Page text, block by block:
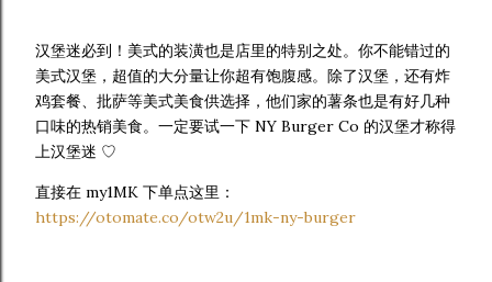
汉堡迷必到！美式的装潢也是店里的特别之处。你不能错过的
美式汉堡，超值的大分量让你超有饱腹感。除了汉堡，还有炸
鸡套餐、批萨等美式美食供选择，他们家的薯条也是有好几种
口味的热销美食。一定要试一下 NY Burger Co 的汉堡才称得
上汉堡迷 ♡
直接在 my1MK 下单点这里：
https://otomate.co/otw2u/1mk-ny-burger